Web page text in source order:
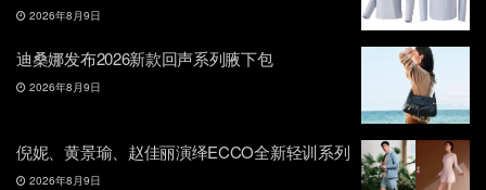
2026年8月9日
迪桑娜发布2026新款回声系列腋下包
2026年8月9日
倪妮、黄景瑜、赵佳丽演绎ECCO全新轻训系列
2026年8月9日